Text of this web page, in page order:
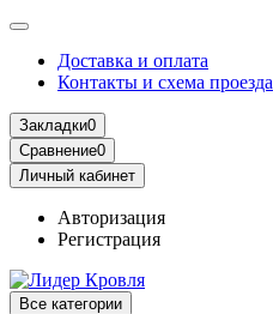
Доставка и оплата
Контакты и схема проезда
Закладки0
Сравнение0
Личный кабинет
Авторизация
Регистрация
Все категории